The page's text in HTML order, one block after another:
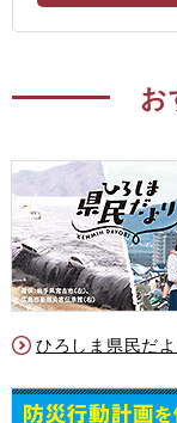
お
ひろしま県民だ